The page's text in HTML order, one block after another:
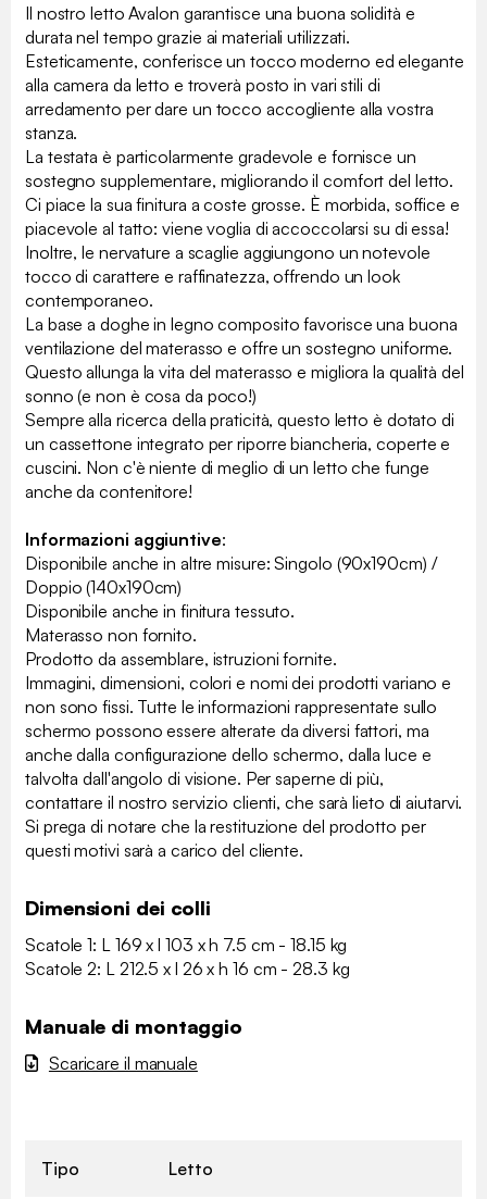
Il nostro letto Avalon garantisce una buona solidità e
durata nel tempo grazie ai materiali utilizzati.
Esteticamente, conferisce un tocco moderno ed elegante
alla camera da letto e troverà posto in vari stili di
arredamento per dare un tocco accogliente alla vostra
stanza.
La testata è particolarmente gradevole e fornisce un
sostegno supplementare, migliorando il comfort del letto.
Ci piace la sua finitura a coste grosse. È morbida, soffice e
piacevole al tatto: viene voglia di accoccolarsi su di essa!
Inoltre, le nervature a scaglie aggiungono un notevole
tocco di carattere e raffinatezza, offrendo un look
contemporaneo.
La base a doghe in legno composito favorisce una buona
ventilazione del materasso e offre un sostegno uniforme.
Questo allunga la vita del materasso e migliora la qualità del
sonno (e non è cosa da poco!)
Sempre alla ricerca della praticità, questo letto è dotato di
un cassettone integrato per riporre biancheria, coperte e
cuscini. Non c'è niente di meglio di un letto che funge
anche da contenitore!
Informazioni aggiuntive:
Disponibile anche in altre misure: Singolo (90x190cm) /
Doppio (140x190cm)
Disponibile anche in finitura tessuto.
Materasso non fornito.
Prodotto da assemblare, istruzioni fornite.
Immagini, dimensioni, colori e nomi dei prodotti variano e
non sono fissi. Tutte le informazioni rappresentate sullo
schermo possono essere alterate da diversi fattori, ma
anche dalla configurazione dello schermo, dalla luce e
talvolta dall'angolo di visione. Per saperne di più,
contattare il nostro servizio clienti, che sarà lieto di aiutarvi.
Si prega di notare che la restituzione del prodotto per
questi motivi sarà a carico del cliente.
Dimensioni dei colli
Scatole 1: L 169 x l 103 x h 7.5 cm - 18.15 kg
Scatole 2: L 212.5 x l 26 x h 16 cm - 28.3 kg
Manuale di montaggio
Scaricare il manuale
Tipo Letto